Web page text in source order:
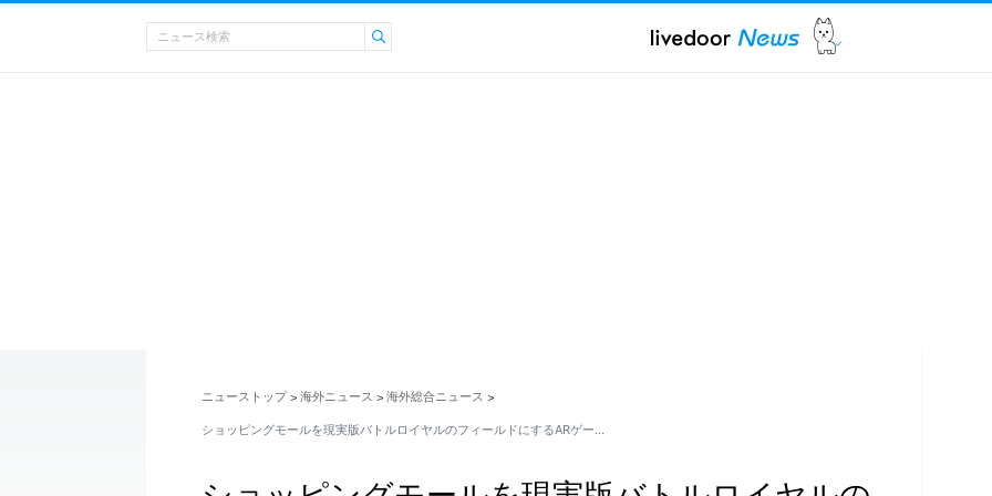
ニューストップ > 海外ニュース > 海外総合ニュース >
ショッピングモールを現実版バトルロイヤルのフィールドにするARゲー…